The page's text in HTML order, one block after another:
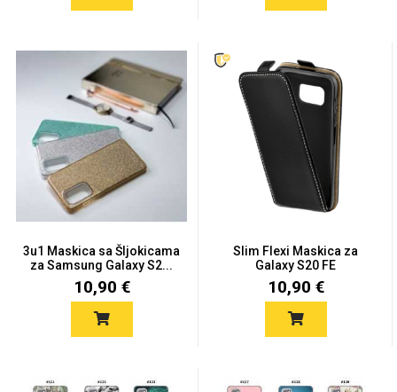
3u1 Maskica sa Šljokicama
za Samsung Galaxy S2...
10,90 €
Slim Flexi Maskica za
Galaxy S20 FE
10,90 €
MarbleMania
Gaming motivi Crtani filmovi
Sportski motivi Obiteljski motivi